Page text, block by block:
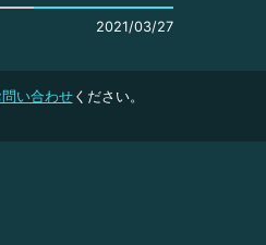
2021/03/27
い合わせください。